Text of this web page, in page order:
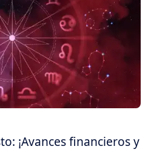
¡Avances financieros y